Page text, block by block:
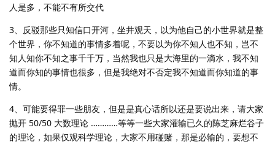
人是多，不能不有所交代
3、反驳那些只知信口开河，坐井观天，以为他自己的小世界就是整
个世界，你不知道的事情多着呢，不要以为你不知人也不知，岂不
知人知你不知之事千千万，当然我也只是大海里的一滴水，我不知
道而你知的事情也很多，但是我绝对不否定我不知道而你知道的事
情。
4、可能要得罪一些朋友，但是是真心话所以还是要说出来，请大家
抛开 50/50 大数理论 …………等等一些大家灌输已久的陈芝麻烂谷子
的理论，如果仅观科学理论，大家不用碰赌，那是必输的，要想不